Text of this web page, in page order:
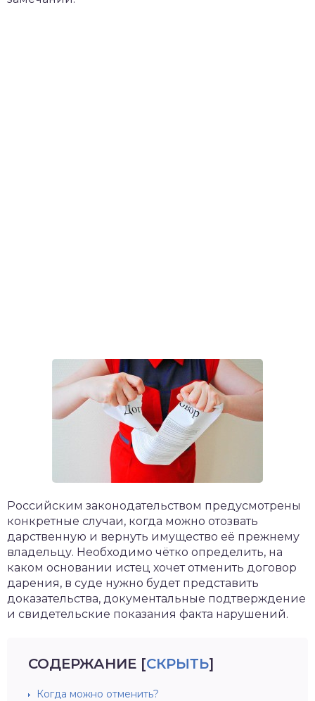
Российским законодательством предусмотрены
конкретные случаи, когда можно отозвать
дарственную и вернуть имущество её прежнему
владельцу. Необходимо чётко определить, на
каком основании истец хочет отменить договор
дарения, в суде нужно будет представить
доказательства, документальные подтверждение
и свидетельские показания факта нарушений.
СОДЕРЖАНИЕ [СКРЫТЬ]
Когда можно отменить?